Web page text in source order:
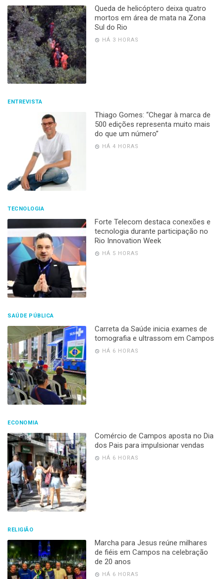
Queda de helicóptero deixa quatro
mortos em área de mata na Zona
Sul do Rio
HÁ 3 HORAS
ENTREVISTA
Thiago Gomes: “Chegar à marca de
500 edições representa muito mais
do que um número”
HÁ 4 HORAS
TECNOLOGIA
Forte Telecom destaca conexões e
tecnologia durante participação no
Rio Innovation Week
HÁ 5 HORAS
SAÚDE PÚBLICA
Carreta da Saúde inicia exames de
tomografia e ultrassom em Campos
HÁ 6 HORAS
ECONOMIA
Comércio de Campos aposta no Dia
dos Pais para impulsionar vendas
HÁ 6 HORAS
RELIGIÃO
Marcha para Jesus reúne milhares
de fiéis em Campos na celebração
de 20 anos
HÁ 6 HORAS